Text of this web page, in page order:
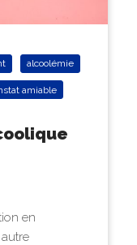
alcoolémie
amiable
en